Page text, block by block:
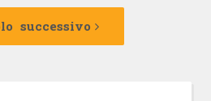
successivo
Articolo